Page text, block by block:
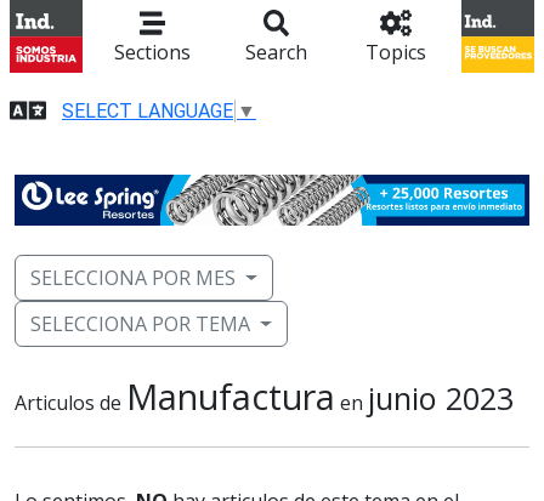
Sections Search Topics
SELECT LANGUAGE ▼
SELECCIONA POR MES
SELECCIONA POR TEMA
Articulos de Manufactura en junio 2023